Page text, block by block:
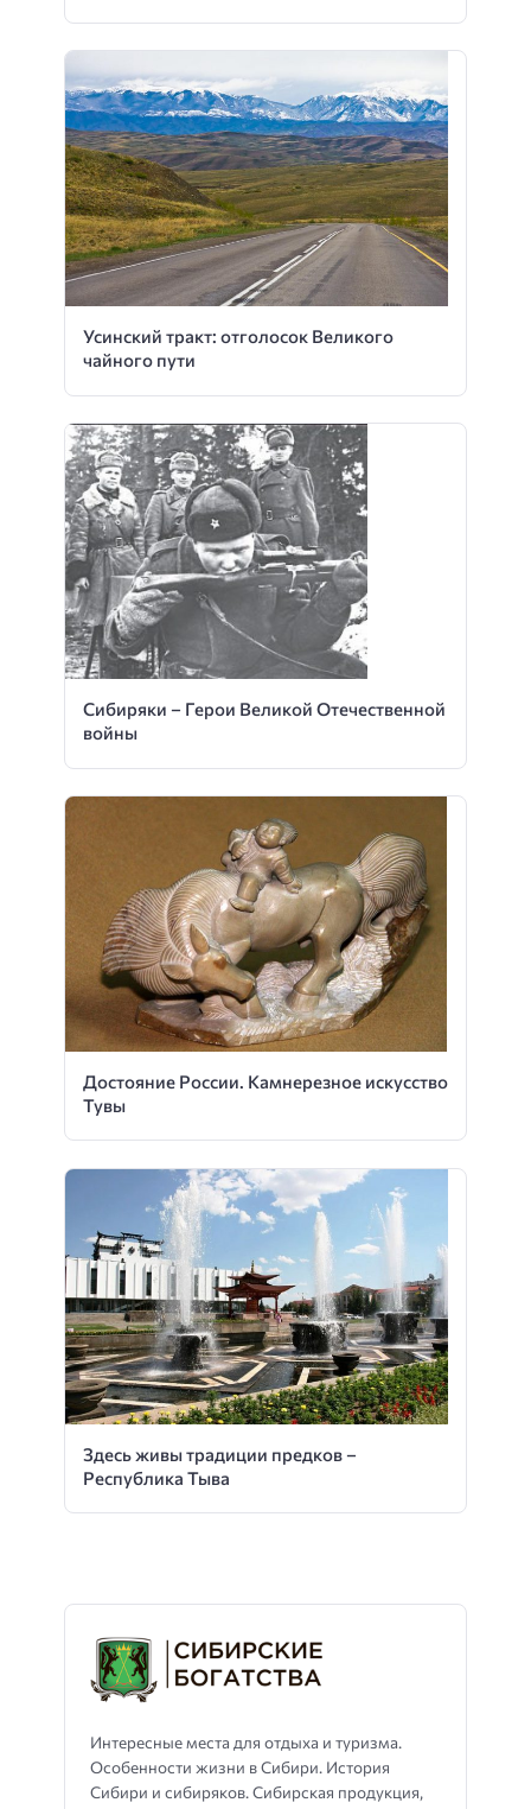
Усинский тракт: отголосок Великого
чайного пути
Сибиряки – Герои Великой Отечественной
войны
Достояние России. Камнерезное искусство
Тувы
Здесь живы традиции предков –
Республика Тыва
Интересные места для отдыха и туризма.
Особенности жизни в Сибири. История
Сибири и сибиряков. Сибирская продукция,